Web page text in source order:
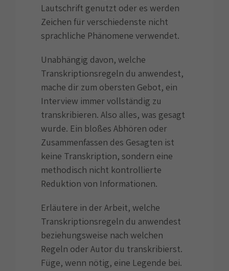
Lautschrift genutzt oder es werden
Zeichen für verschiedenste nicht
sprachliche Phänomene verwendet.
Unabhängig davon, welche
Transkriptionsregeln du anwendest,
mache dir zum obersten Gebot, ein
Interview immer vollständig zu
transkribieren. Also alles, was gesagt
wurde. Ein bloßes Abhören oder
Zusammenfassen des Gesagten ist
keine Transkription, sondern eine
methodisch nicht kontrollierte
Reduktion von Informationen.
Erläutere in der Arbeit, welche
Transkriptionsregeln du anwendest
beziehungsweise nach welchen
Regeln oder Autor du transkribierst.
Füge, wenn nötig, eine Legende bei.